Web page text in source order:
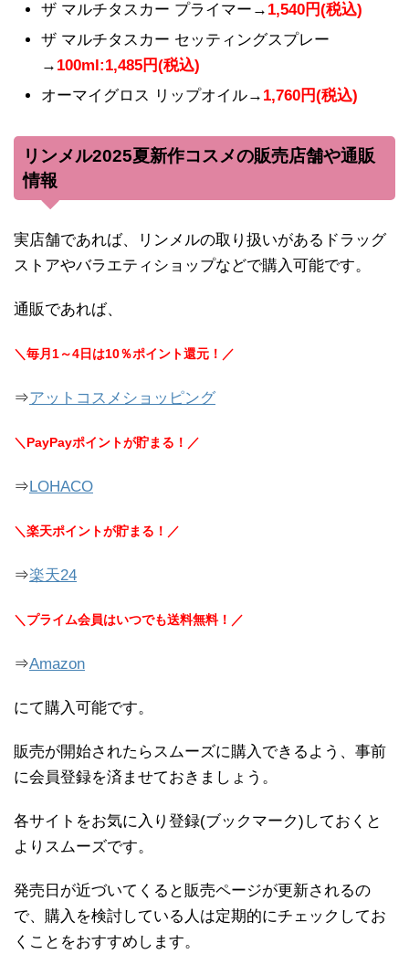
ザ マルチタスカー プライマー→ 1,540円(税込)
ザ マルチタスカー セッティングスプレー
→ 100ml:1,485円(税込)
オーマイグロス リップオイル→ 1,760円(税込)
リンメル2025夏新作コスメの販売店舗や通販
情報
実店舗であれば、リンメルの取り扱いがあるドラッグ
ストアやバラエティショップなどで購入可能です。
通販であれば、
＼毎月1～4日は10％ポイント還元！／
⇒アットコスメショッピング
＼PayPayポイントが貯まる！／
⇒ LOHACO
＼楽天ポイントが貯まる！／
⇒楽天24
＼プライム会員はいつでも送料無料！／
⇒Amazon
にて購入可能です。
販売が開始されたらスムーズに購入できるよう、事前
に会員登録を済ませておきましょう。
各サイトをお気に入り登録(ブックマーク)しておくと
よりスムーズです。
発売日が近づいてくると販売ページが更新されるの
で、購入を検討している人は定期的にチェックしてお
くことをおすすめします。